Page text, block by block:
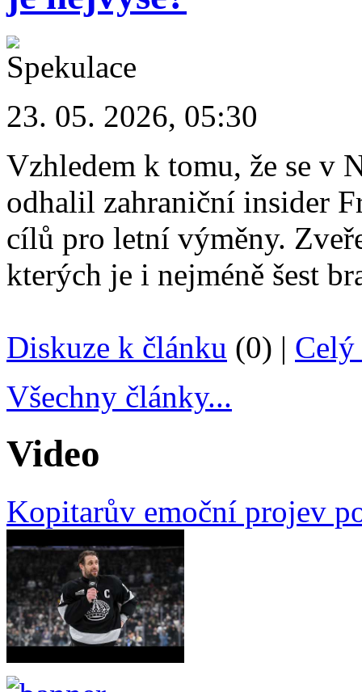
23. 05. 2026, 05:30
Vzhledem k tomu, že se v
odhalil zahraniční insider
cílů pro letní výměny.
kterých je i nejméně šest
Diskuze k článku (0) | Celý
Všechny články...
Video
Kopitarův emoční projev